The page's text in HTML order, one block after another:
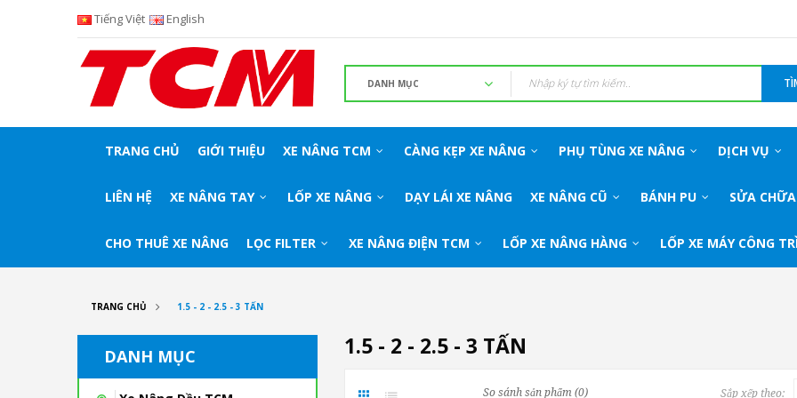
Tiếng Việt English
TRANG CHỦ GIỚI THIỆU XE NÂNG TCM CÀNG KẸP XE NÂNG PHỤ TÙNG XE NÂNG DỊCH VỤ
LIÊN HỆ XE NÂNG TAY LỐP XE NÂNG DẠY LÁI XE NÂNG XE NÂNG CŨ BÁNH PU SỬA
CHO THUÊ XE NÂNG LỌC FILTER XE NÂNG ĐIỆN TCM LỐP XE NÂNG HÀNG LỐP XE MÁY CÔNG
TRANG CHỦ 1.5 - 2 - 2.5 - 3 TẤN
DANH MỤC 1.5 - 2 - 2.5 - 3 TẤN
So sánh sản phẩm (0) Sắp xếp theo: